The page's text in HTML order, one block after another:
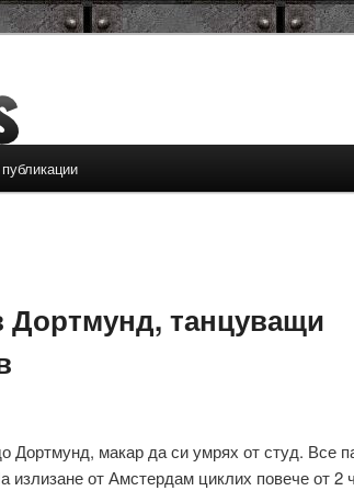
Дортмунд, танцуващи
Дортмунд, макар да си умрях от студ. Все
от Амстердам циклих повече от 2